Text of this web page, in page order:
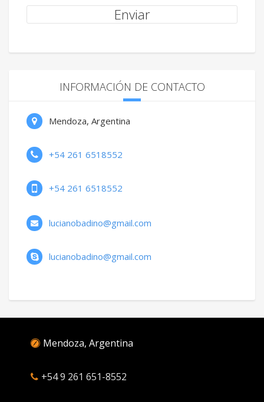
INFORMACIÓN DE CONTACTO
Mendoza, Argentina
+54 261 6518552
+54 261 6518552
lucianobadino@gmail.com
lucianobadino@gmail.com
Mendoza, Argentina
+54 9 261 651-8552